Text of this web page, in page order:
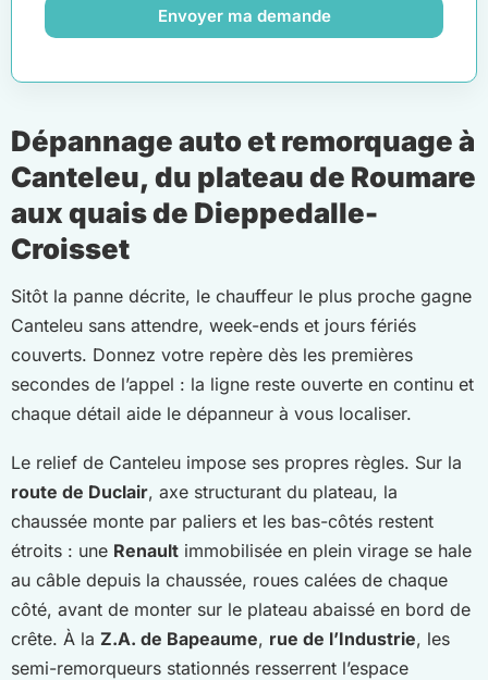
Envoyer ma demande
Dépannage auto et remorquage à
Canteleu, du plateau de Roumare
aux quais de Dieppedalle-
Croisset
Sitôt la panne décrite, le chauffeur le plus proche gagne
Canteleu sans attendre, week-ends et jours fériés
couverts. Donnez votre repère dès les premières
secondes de l’appel : la ligne reste ouverte en continu et
chaque détail aide le dépanneur à vous localiser.
Le relief de Canteleu impose ses propres règles. Sur la
route de Duclair, axe structurant du plateau, la
chaussée monte par paliers et les bas-côtés restent
étroits : une Renault immobilisée en plein virage se hale
au câble depuis la chaussée, roues calées de chaque
côté, avant de monter sur le plateau abaissé en bord de
crête. À la Z.A. de Bapeaume, rue de l’Industrie, les
semi-remorqueurs stationnés resserrent l’espace